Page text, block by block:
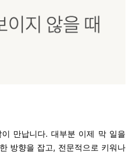
만납니다. 대부분 이제 막 일을
방향을 잡고, 전문적으로 키워나